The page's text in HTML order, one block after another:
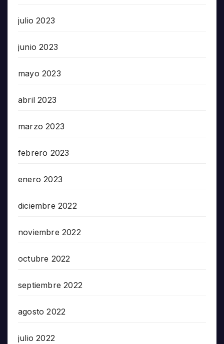
julio 2023
junio 2023
mayo 2023
abril 2023
marzo 2023
febrero 2023
enero 2023
diciembre 2022
noviembre 2022
octubre 2022
septiembre 2022
agosto 2022
julio 2022